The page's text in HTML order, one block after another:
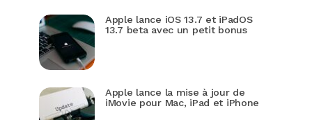
Apple lance iOS 13.7 et iPadOS
13.7 beta avec un petit bonus
Apple lance la mise à jour de
iMovie pour Mac, iPad et iPhone